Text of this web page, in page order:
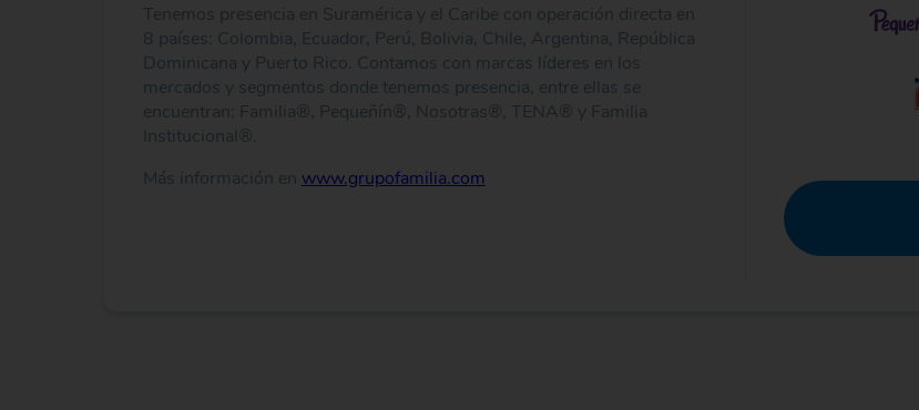
Tenemos presencia en Suramérica y el Caribe con operación directa en
8 países: Colombia, Ecuador, Perú, Bolivia, Chile, Argentina, República
Dominicana y Puerto Rico. Contamos con marcas líderes en los
mercados y segmentos donde tenemos presencia, entre ellas se
encuentran: Familia®, Pequeñín®, Nosotras®, TENA® y Familia
Institucional®.
Más información en www.grupofamilia.com